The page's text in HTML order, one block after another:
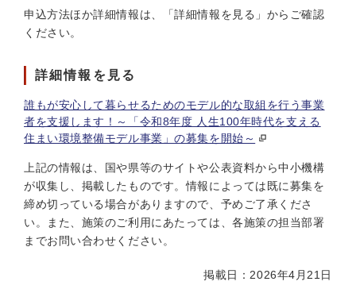
申込方法ほか詳細情報は、「詳細情報を見る」からご確認
ください。
詳細情報を見る
誰もが安心して暮らせるためのモデル的な取組を行う事業
者を支援します！～「令和8年度 人生100年時代を支える
住まい環境整備モデル事業」の募集を開始～
上記の情報は、国や県等のサイトや公表資料から中小機構
が収集し、掲載したものです。情報によっては既に募集を
締め切っている場合がありますので、予めご了承くださ
い。また、施策のご利用にあたっては、各施策の担当部署
までお問い合わせください。
掲載日：2026年4月21日